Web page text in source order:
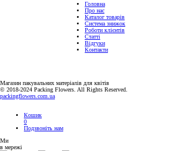
Головна
Про нас
Каталог товарів
Система знижок
Роботи клієнтів
Статті
Відгуки
Контакти
Магазин пакувальних матеріалів для квітів
© 2018-2024 Packing Flowers. All Rights Reserved.
packingflowers.com.ua
Кошик
0
Подзвоніть нам
Ми
в мережі